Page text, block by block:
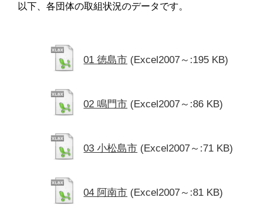
以下、各団体の取組状況のデータです。
01 徳島市 (Excel2007～:195 KB)
02 鳴門市 (Excel2007～:86 KB)
03 小松島市 (Excel2007～:71 KB)
04 阿南市 (Excel2007～:81 KB)